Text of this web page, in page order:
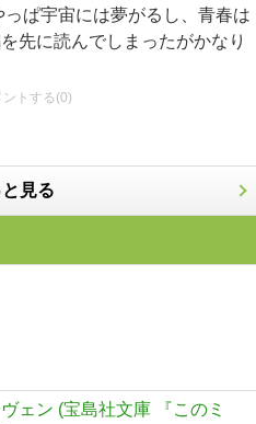
ぱ宇宙には夢がるし、青春は
先に読んでしまったがかなり
ントする(0)
と見る
ェン (宝島社文庫 『このミ